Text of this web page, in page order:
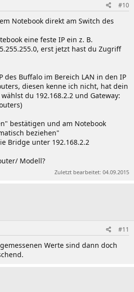
#10
Notebook direkt am Switch des
eine feste IP ein z. B.
erst jetzt hast du Zugriff
des Buffalo im Bereich LAN in den IP
diesen kenne ich nicht, hat dein
du 192.168.2.2 und Gateway:
bestätigen und am Notebook
beziehen"
Bridge unter 192.168.2.2
Modell?
Zuletzt bearbeitet: 04.09.2015
#11
Werte sind dann doch